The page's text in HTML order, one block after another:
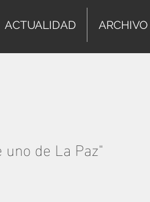
ACTUALIDAD
de La Paz"